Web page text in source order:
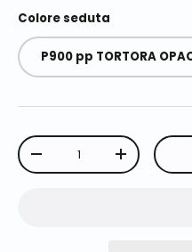
Colore seduta
P900 pp TORTORA
Q.tà
-
+